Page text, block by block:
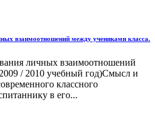
взаимоотношений между учениками класса.
личных взаимоотношений
/ 2010 учебный год)Смысл и
классного
в его...